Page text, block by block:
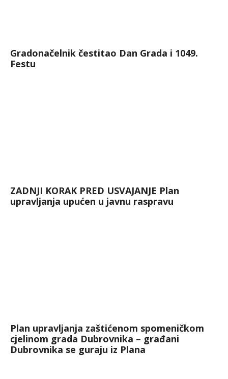
Gradonačelnik čestitao Dan Grada i 1049.
Festu
ZADNJI KORAK PRED USVAJANJE Plan
upravljanja upućen u javnu raspravu
Plan upravljanja zaštićenom spomeničkom
cjelinom grada Dubrovnika – građani
Dubrovnika se guraju iz Plana